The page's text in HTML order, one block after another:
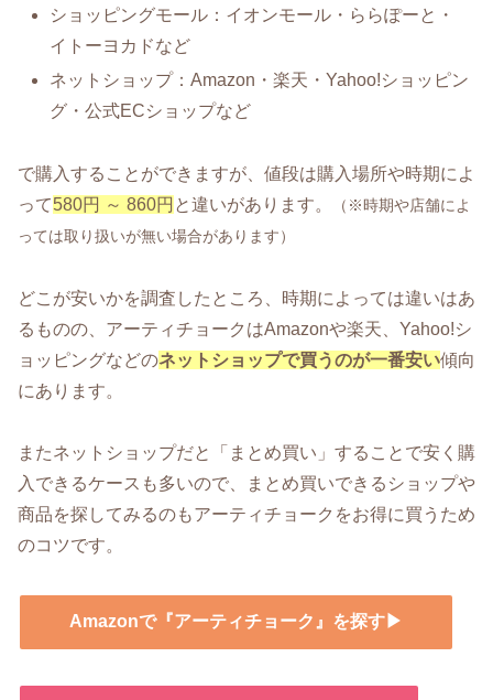
ショッピングモール：イオンモール・ららぽーと・
イトーヨカドなど
ネットショップ：Amazon・楽天・Yahoo!ショッピン
グ・公式ECショップなど
で購入することができますが、値段は購入場所や時期によ
って580円 ～ 860円 と違いがあります。
（※時期や店舗によ
っては取り扱いが無い場合があります）
どこが安いかを調査したところ、時期によっては違いはあ
るものの、アーティチョークはAmazonや楽天、Yahoo!シ
ョッピングなどのネットショップで買うのが一番安い傾向
にあります。
またネットショップだと「まとめ買い」することで安く購
入できるケースも多いので、まとめ買いできるショップや
商品を探してみるのもアーティチョークをお得に買うため
のコツです。
Amazonで『アーティチョーク』を探す▶